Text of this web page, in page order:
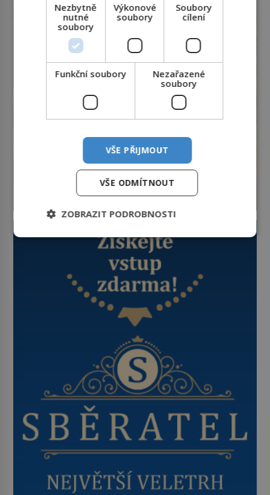
pravdu na padrť a prohlásit, že to
byl jen životem unavený a drogou
ovládaný muž? Marcus Aurelius byl
zastáncem stoicismu, učení, […]
Nezbytně
nutné
soubory
Výkonové
soubory
Soubory
cílení
Funkční soubory
Nezařazené
soubory
VŠE PŘIJMOUT
VŠE ODMÍTNOUT
ZOBRAZIT PODROBNOSTI